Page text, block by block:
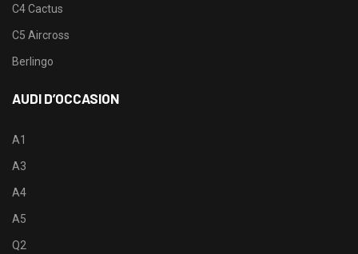
C4 Cactus
C5 Aircross
Berlingo
AUDI D’OCCASION
A1
A3
A4
A5
Q2